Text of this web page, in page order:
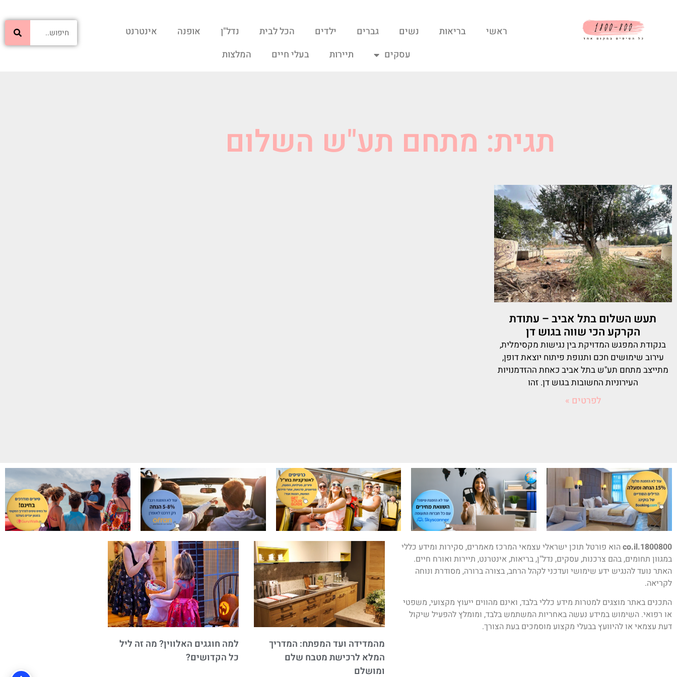
ראשי בריאות נשים גברים ילדים הכל לבית נדל"ן אופנה
אינטרנט
עסקים
תיירות בעלי חיים המלצות
תגית: מתחם תע"ש השלום
תעש השלום בתל אביב – עתודת
הקרקע הכי שווה בגוש דן
בנקודת המפגש המדויקת בין נגישות מקסימלית,
עירוב שימושים חכם ותנופת פיתוח יוצאת דופן,
מתייצב מתחם תע"ש בתל אביב כאחת ההזדמנויות
העירוניות החשובות בגוש דן. זהו
לפרטים »
1800800.co.il
הוא פורטל תוכן ישראלי עצמאי המרכז מאמרים, סקירות ומידע כללי
במגוון תחומים, בהם צרכנות, עסקים, נדל"ן, בריאות, אינטרנט, תיירות ואורח חיים.
האתר נועד להנגיש ידע שימושי ועדכני לקהל הרחב, בצורה ברורה, מסודרת ונוחה
לקריאה.
התכנים באתר מוצגים למטרות מידע כללי בלבד, ואינם מהווים ייעוץ מקצועי, משפטי
או רפואי. השימוש במידע נעשה באחריות המשתמש בלבד, ומומלץ להפעיל שיקול
דעת עצמאי או להיוועץ בבעלי מקצוע מוסמכים בעת הצורך.
מהמדידה ועד המפתח: המדריך
המלא לרכישת מטבח שלם
ומושלם
למה חוגגים האלווין? מה זה ליל
כל הקדושים?